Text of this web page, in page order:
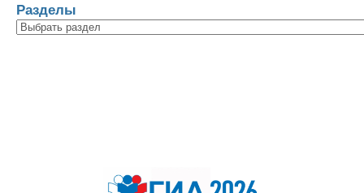
Разделы